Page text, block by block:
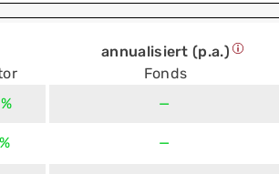
annualisiert (p.a.)
Fonds
—
—